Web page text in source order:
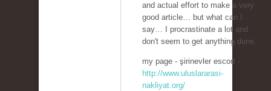
and actual effort to make a very
good article… but what can I
say… I procrastinate a lot and
don't seem to get anything done.
my page - şirinevler escort -
http://www.uluslararasi-
nakliyat.org/